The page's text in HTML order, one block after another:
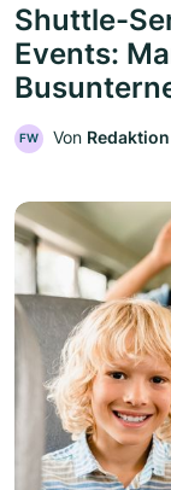
Shuttle-
Events:
FW Von